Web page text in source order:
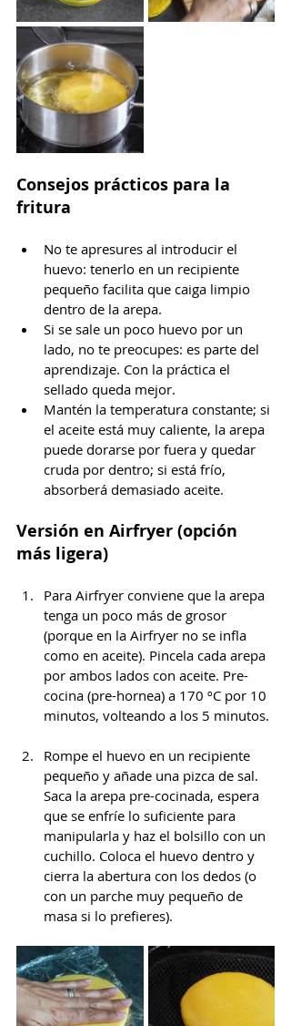
Consejos prácticos para la
fritura
No te apresures al introducir el
huevo: tenerlo en un recipiente
pequeño facilita que caiga limpio
dentro de la arepa.
Si se sale un poco huevo por un
lado, no te preocupes: es parte del
aprendizaje. Con la práctica el
sellado queda mejor.
Mantén la temperatura constante; si
el aceite está muy caliente, la arepa
puede dorarse por fuera y quedar
cruda por dentro; si está frío,
absorberá demasiado aceite.
Versión en Airfryer (opción
más ligera)
Para Airfryer conviene que la arepa
tenga un poco más de grosor
(porque en la Airfryer no se infla
como en aceite). Pincela cada arepa
por ambos lados con aceite. Pre-
cocina (pre-hornea) a 170 ºC por 10
minutos, volteando a los 5 minutos.
Rompe el huevo en un recipiente
pequeño y añade una pizca de sal.
Saca la arepa pre-cocinada, espera
que se enfríe lo suficiente para
manipularla y haz el bolsillo con un
cuchillo. Coloca el huevo dentro y
cierra la abertura con los dedos (o
con un parche muy pequeño de
masa si lo prefieres).